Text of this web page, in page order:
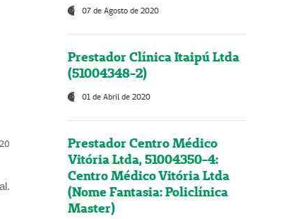
07 de Agosto de 2020
Prestador Clínica Itaipú Ltda
(51004348-2)
01 de Abril de 2020
Prestador Centro Médico
Vitória Ltda, 51004350-4:
Centro Médico Vitória Ltda
(Nome Fantasia: Policlínica
Master)